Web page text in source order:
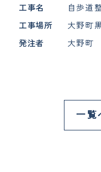
工事名
自歩道
工事場所
大野町
発注者
大野町
一覧